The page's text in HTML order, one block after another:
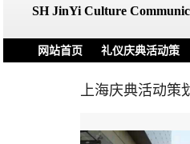
SHJinYi Culture
网站首页
礼仪庆典活动策
上海庆典活动策